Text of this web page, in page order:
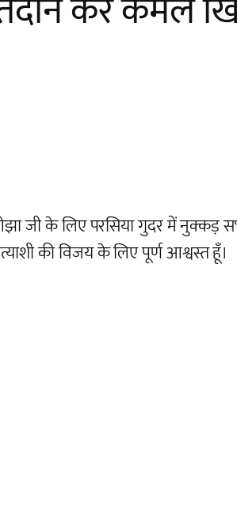
ओझा जी के लिए परसिया गुदर में
की विजय के लिए पूर्ण आश्वस्त हूँ।